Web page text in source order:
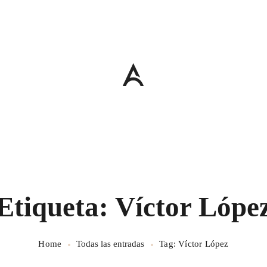
Víctor
Home Todas las entradas Tag: Víctor López